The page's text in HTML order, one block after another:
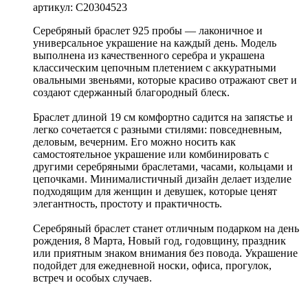
артикул: С20304523
Серебряный браслет 925 пробы — лаконичное и
универсальное украшение на каждый день. Модель
выполнена из качественного серебра и украшена
классическим цепочным плетением с аккуратными
овальными звеньями, которые красиво отражают свет и
создают сдержанный благородный блеск.
Браслет длиной 19 см комфортно садится на запястье и
легко сочетается с разными стилями: повседневным,
деловым, вечерним. Его можно носить как
самостоятельное украшение или комбинировать с
другими серебряными браслетами, часами, кольцами и
цепочками. Минималистичный дизайн делает изделие
подходящим для женщин и девушек, которые ценят
элегантность, простоту и практичность.
Серебряный браслет станет отличным подарком на день
рождения, 8 Марта, Новый год, годовщину, праздник
или приятным знаком внимания без повода. Украшение
подойдет для ежедневной носки, офиса, прогулок,
встреч и особых случаев.